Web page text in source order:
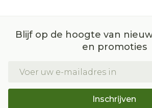
Blijf op de hoogte van
en promoties
Inschrijven